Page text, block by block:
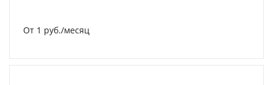
От 1 руб./месяц